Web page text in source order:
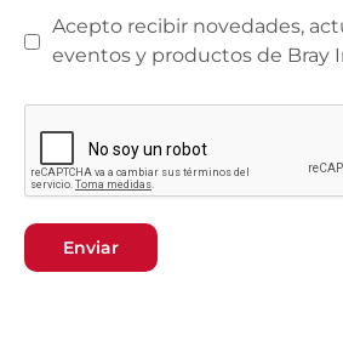
Acepto recibir novedades,
eventos y productos de Bray
Enviar